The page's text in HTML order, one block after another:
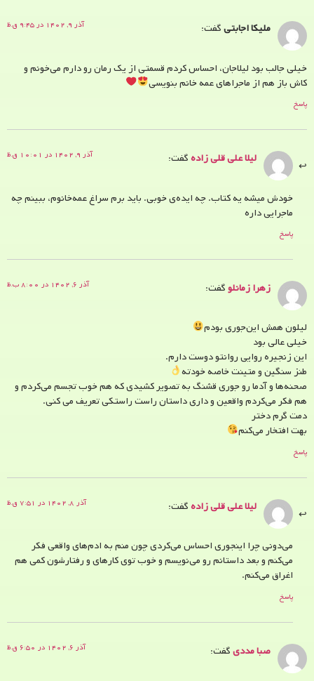
ملیکا اجابتیگفت: آذر ۹, ۱۴۰۲ در ۹:۴۵ ق.ظ
خیلی جالب بود لیلاجان، احساس کردم قسمتی از یک رمان رو دارم می‌خونم و
کاش باز هم از ماجراهای عمه خانم بنویسی
پاسخ
لیلا علی قلی زادهگفت: آذر ۹, ۱۴۰۲ در ۱۰:۰۱ ق.ظ
خودش میشه یه کتاب. چه ایده‌ی خوبی. باید برم سراغ عمه‌خانوم، ببینم چه
ماجرایی داره
پاسخ
زهرا زمانلوگفت: آذر ۶, ۱۴۰۲ در ۸:۰۰ ب.ظ
لیلون همش این‌جوری بودم
خیلی عالی بود
این زنجیره روایی روانتو دوست دارم.
طنز سنگین و متینت خاصه خودته
صحنه‌ها و آدما رو جوری قشنگ به تصویر کشیدی که هم خوب تجسم می‌کردم و
هم فکر می‌کردم واقعین و داری داستان راست راستکی تعریف می کنی.
دمت گرم دختر
بهت افتخار می‌کنم
پاسخ
لیلا علی قلی زادهگفت: آذر ۸, ۱۴۰۲ در ۷:۵۱ ق.ظ
می‌دونی چرا اینجوری احساس می‌کردی چون منم به ادم‌های واقعی فکر
می‌کنم و بعد داستانم رو می‌نویسم و خوب توی کارهای و رفتارشون کمی هم
اغراق می‌کنم.
پاسخ
صبا مددیگفت: آذر ۶, ۱۴۰۲ در ۶:۵۰ ق.ظ